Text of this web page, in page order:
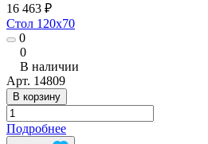
16 463 ₽
Стол 120x70
0
0
В наличии
Арт. 14809
В корзину
Подробнее